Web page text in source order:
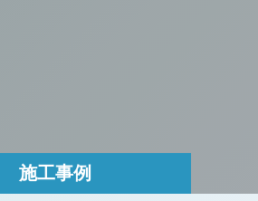
施工事例